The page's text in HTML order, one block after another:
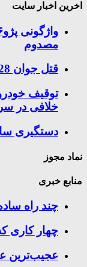
اخرین اخبار سایت
مصدوم
قتل جوان 28 ساله توسط قاتل 15 ساله در کازرون
خلافی در
دستگیری
نماد مجوز
منابع خبری
چند راه‌
چهار کاری
عجیب‌ترین